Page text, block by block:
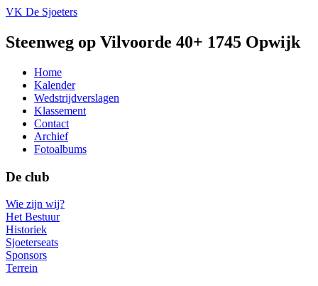
VK De Sjoeters
Steenweg op Vilvoorde 40+ 1745 Opwijk
Home
Kalender
Wedstrijdverslagen
Klassement
Contact
Archief
Fotoalbums
De club
Wie zijn wij?
Het Bestuur
Historiek
Sjoeterseats
Sponsors
Terrein